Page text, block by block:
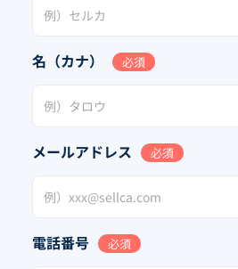
名（カナ） 必須
メールアドレス 必須
電話番号 必須